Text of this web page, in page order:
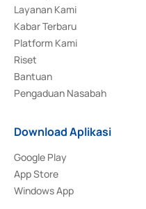
Layanan Kami
Kabar Terbaru
Platform Kami
Riset
Bantuan
Pengaduan Nasabah
Download Aplikasi
Google Play
App Store
Windows App